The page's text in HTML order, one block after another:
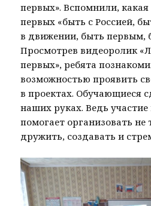
первых». Вспомнили,
первых «быть с Россией,
в движении, быть первым,
Просмотрев видеоролик
первых», ребята
возможностью проявить
в проектах. Обучающиеся
наших руках. Ведь
помогает организовать не
дружить, создавать и